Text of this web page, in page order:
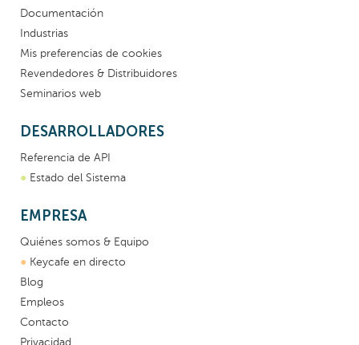
Documentación
Industrias
Mis preferencias de cookies
Revendedores & Distribuidores
Seminarios web
DESARROLLADORES
Referencia de API
● Estado del Sistema
EMPRESA
Quiénes somos & Equipo
● Keycafe en directo
Blog
Empleos
Contacto
Privacidad